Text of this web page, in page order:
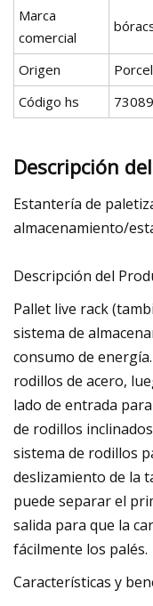
Marca
comercial
Origen
Código hs
Descripción
Estantería de
almacenamiento/
Descripción del
Pallet live rack
sistema de
consumo de
rodillos de acero,
lado de entrada
de rodillos
sistema de rodillos
deslizamiento de la
puede separar el
salida para que la
fácilmente los palés.
Características y